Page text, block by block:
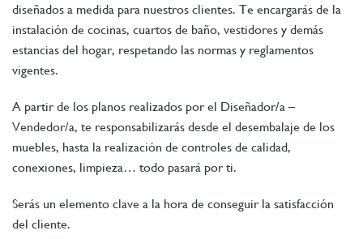
diseñados a medida para nuestros clientes. Te encargarás de la
instalación de cocinas, cuartos de baño, vestidores y demás
estancias del hogar, respetando las normas y reglamentos
vigentes.
A partir de los planos realizados por el Diseñador/a –
Vendedor/a, te responsabilizarás desde el desembalaje de los
muebles, hasta la realización de controles de calidad,
conexiones, limpieza… todo pasará por ti.
Serás un elemento clave a la hora de conseguir la satisfacción
del cliente.